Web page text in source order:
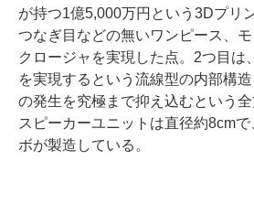
が持つ1億5,000万円という3Dプリ
つなぎ目などの無いワンピース、
クロージャを実現した点。2つ目は
を実現するという流線型の内部構
の発生を究極まで抑え込むという全
スピーカーユニットは直径約8cm
ボが製造している。